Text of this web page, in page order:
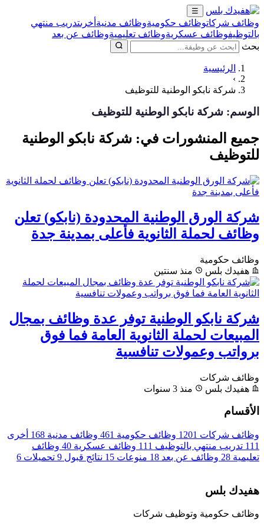
☰
وظائف شركاتوظائف حكوميةوظائف مدنية أخرىتدريب منتهي
بالتوظيفوظائف عسكريةوظائف تعليميةوظائف عن بعد
بحث
الرئيسية
›
شركة نابكو الوطنية للتوظيف
الوسم: شركة نابكو الوطنية للتوظيف
جميع المنشورات في: شركة نابكو الوطنية
للتوظيف
شركة الورق الوطنية المحدودة (نابكو) تعلن
وظائف لحملة الثانوية فأعلى بمدينة جدة
وظائف حكومية
هفيدك بلس
منذ سنتين
شركة نابكو الوطنية توفر عدة وظائف بمجال
المبيعات لحملة الثانوية العامة فما فوق
برواتب وعمولات تنافسية
وظائف شركات
هفيدك بلس
منذ 3 سنوات
الأقسام
وظائف شركات 1201 وظائف حكومية 461 وظائف مدنية 168 أخرى
111 تدريب منتهي بالتوظيف 111 وظائف عسكرية 40 وظائف
تعليمية 28 وظائف عن بعد 18 منوعات 15 نتائج قبول 9 تحميلات 6
هفيدك بلس
وظائف حكومية وتوظيف شركات